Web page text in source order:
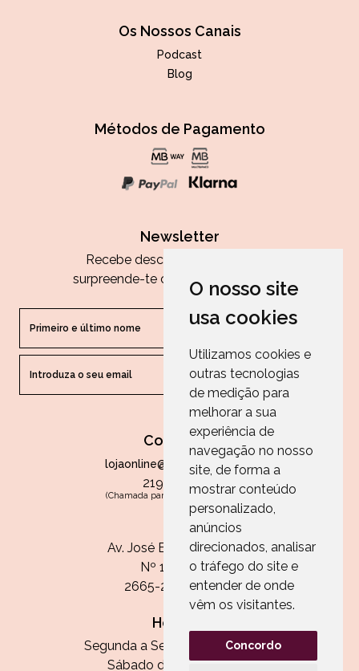
O nosso site
usa cookies
Utilizamos cookies e
outras tecnologias
de medição para
melhorar a sua
experiência de
navegação no nosso
site, de forma a
mostrar conteúdo
personalizado,
anúncios
direcionados, analisar
o tráfego do site e
entender de onde
vêm os visitantes.
Concordo
Os Nossos Canais
Podcast
Blog
Métodos de Pagamento
Newsletter
Recebe descontos exclusivos e
surpreende-te com as nossas dicas.
ENVIAR
Contactos
lojaonline@paperandarts.pt
219 862 836
(Chamada para a rede fixa nacional)
Loja
Av. José Batista Antunes
Nº 11, Loja 10
2665-236 Malveira
Horário:
Segunda a Sexta das 13h às 20h
Sábado das 9h30 às 13h